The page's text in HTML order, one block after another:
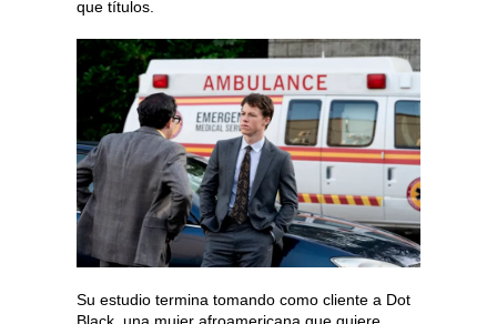
que títulos.
Su estudio termina tomando como cliente a Dot